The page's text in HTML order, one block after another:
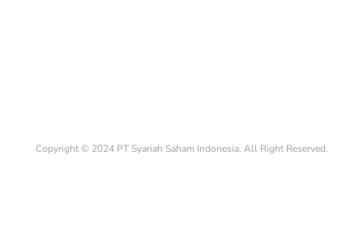
Copyright © 2024 PT Syariah Saham Indonesia. All Right Reserved.